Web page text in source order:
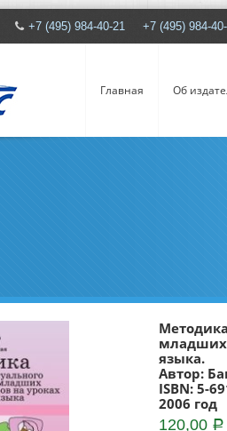
+7 (495) 984-40-21 +7 (495) 984-
Главная Об
младших
языка.
Автор:
ISBN: 5-
2006 год
120,00 Р